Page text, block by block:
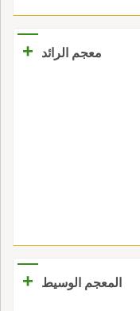
معجم الرائد
+
المعجم الوسيط +